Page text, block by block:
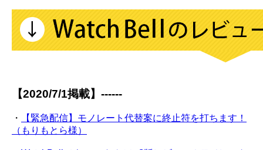
【2020/7/1掲載】------
・
【緊急配信】モノレート代替案に終止符を打ちます！
（もりもとら様）